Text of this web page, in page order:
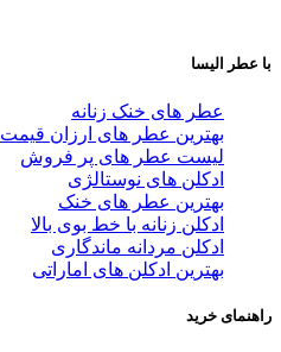
با عطر الیسا
عطر های خنک زنانه
بهترین عطر های ارزان قیمت
لیست عطر های پر فروش
ادکلن های نوستالژی
بهترین عطر های خنک
ادکلن زنانه با خط بوی بالا
ادکلن مردانه ماندگاری
بهترین ادکلن های اماراتی
راهنمای خرید